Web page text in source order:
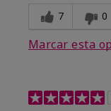
7 0
Marcar esta